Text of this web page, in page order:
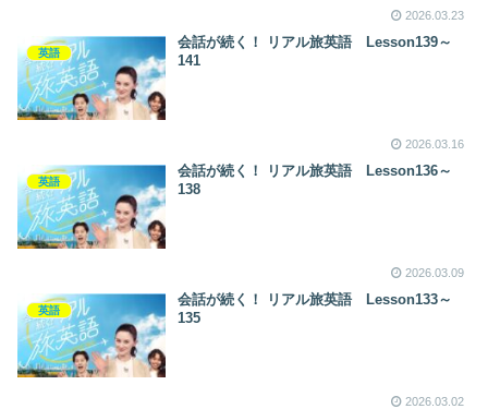
2026.03.23
英語
会話が続く！ リアル旅英語 Lesson139～
141
2026.03.16
英語
会話が続く！ リアル旅英語 Lesson136～
138
2026.03.09
英語
会話が続く！ リアル旅英語 Lesson133～
135
2026.03.02